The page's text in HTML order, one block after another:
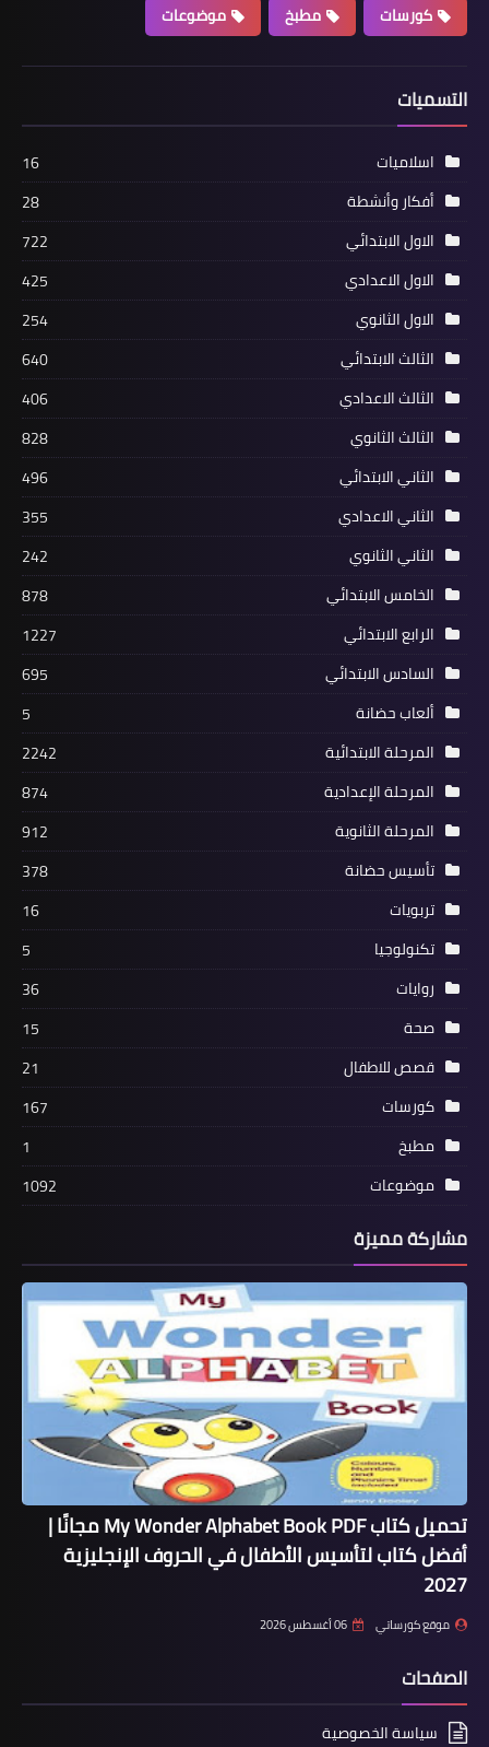
كورسات
مطبخ موضوعات
التسميات
اسلاميات
16
أفكار وأنشطة
28
الاول الابتدائي
722
الاول الاعدادي
425
الاول الثانوي
254
الثالث الابتدائي
640
الثالث الاعدادي
406
الثالث الثانوي
828
الثاني الابتدائي
496
الثاني الاعدادي
355
الثاني الثانوي
242
الخامس الابتدائي
878
الرابع الابتدائي
1227
السادس الابتدائي
695
ألعاب حضانة
5
المرحلة الابتدائية
2242
المرحلة الإعدادية
874
المرحلة الثانوية
912
تأسيس حضانة
378
تربويات
16
تكنولوجيا
5
روايات
36
صحة
15
قصص للاطفال
21
كورسات
167
مطبخ
1
موضوعات
1092
مشاركة مميزة
تحميل كتاب My Wonder Alphabet Book PDF مجانًا |
أفضل كتاب لتأسيس الأطفال في الحروف الإنجليزية
2027
موقع كورساتي 06 أغسطس 2026
الصفحات
سياسة الخصوصية